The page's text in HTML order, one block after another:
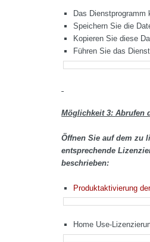
Das
Speichern Sie die
Kopieren Sie diese
Führen Sie das
Möglichkeit 3: Abrufen
Öffnen Sie auf dem zu
entsprechende
beschrieben:
Produktaktivierung
Home Use-